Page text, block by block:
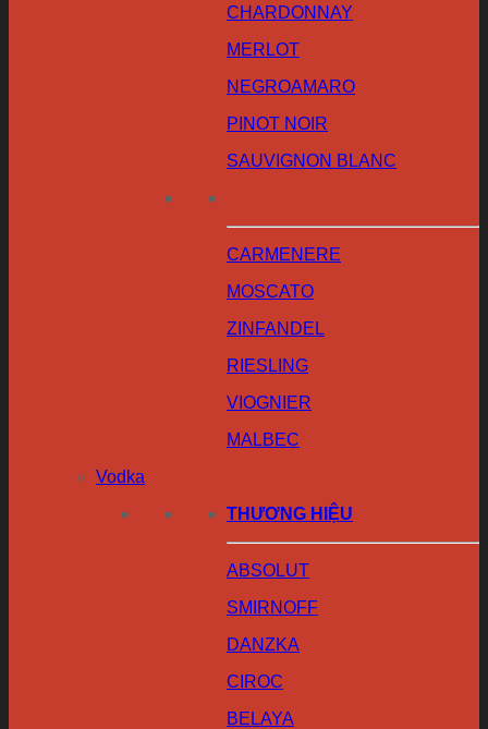
CHARDONNAY
MERLOT
NEGROAMARO
PINOT NOIR
SAUVIGNON BLANC
CARMENERE
MOSCATO
ZINFANDEL
RIESLING
VIOGNIER
MALBEC
Vodka
THƯƠNG HIỆU
ABSOLUT
SMIRNOFF
DANZKA
CIROC
BELAYA